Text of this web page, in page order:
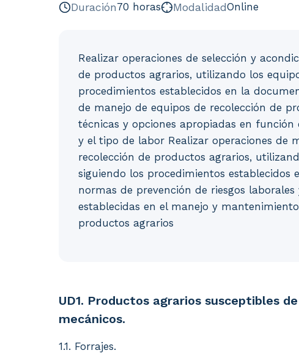
Duración70 horas ModalidadOnline
Realizar operaciones de selección y
de productos agrarios, utilizando los
procedimientos establecidos en la
de manejo de equipos de recolección de
técnicas y opciones apropiadas en
y el tipo de labor Realizar operaciones de
recolección de productos agrarios,
siguiendo los procedimientos
normas de prevención de riesgos
establecidas en el manejo y
productos agrarios
UD1. Productos agrarios susceptibles de ser
UD1. Productos agrarios susceptibles
mecánicos.
1.1. Forrajes.